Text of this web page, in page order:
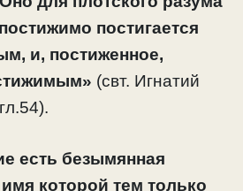
постигается
и, постиженное,
(свт. Игнатий
есть безымянная
которой тем только